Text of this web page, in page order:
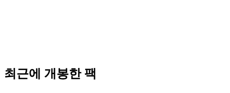
최근에 개봉한 팩